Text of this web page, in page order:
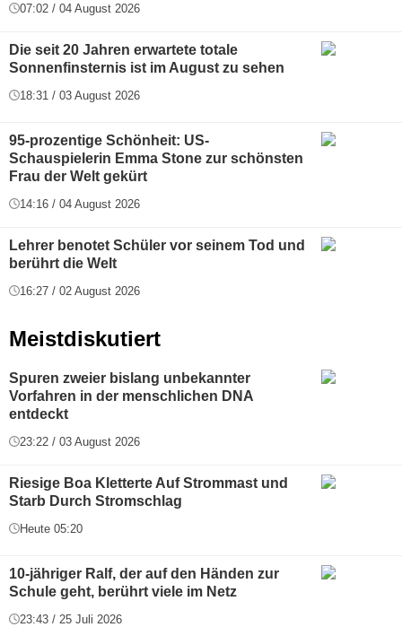
07:02 / 04 August 2026
Die seit 20 Jahren erwartete totale
Sonnenfinsternis ist im August zu sehen
18:31 / 03 August 2026
95-prozentige Schönheit: US-
Schauspielerin Emma Stone zur schönsten
Frau der Welt gekürt
14:16 / 04 August 2026
Lehrer benotet Schüler vor seinem Tod und
berührt die Welt
16:27 / 02 August 2026
Meistdiskutiert
Spuren zweier bislang unbekannter
Vorfahren in der menschlichen DNA
entdeckt
23:22 / 03 August 2026
Riesige Boa Kletterte Auf Strommast und
Starb Durch Stromschlag
Heute 05:20
10-jähriger Ralf, der auf den Händen zur
Schule geht, berührt viele im Netz
23:43 / 25 Juli 2026